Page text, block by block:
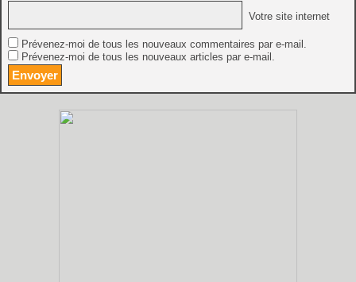
Votre site internet
Prévenez-moi de tous les nouveaux commentaires par e-mail.
Prévenez-moi de tous les nouveaux articles par e-mail.